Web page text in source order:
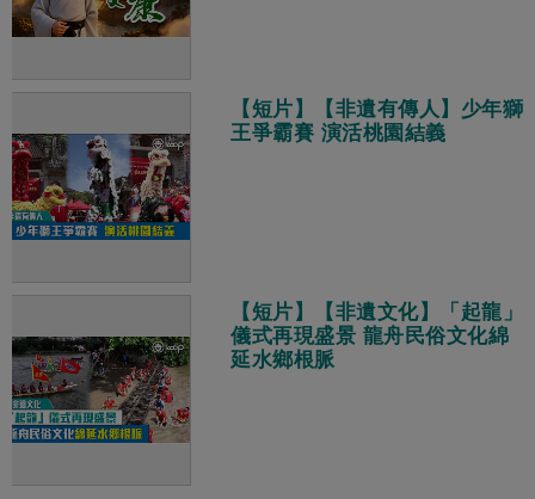
【短片】【非遺有傳人】少年獅
王爭霸賽 演活桃園結義
【短片】【非遺文化】「起龍」
儀式再現盛景 龍舟民俗文化綿
延水鄉根脈